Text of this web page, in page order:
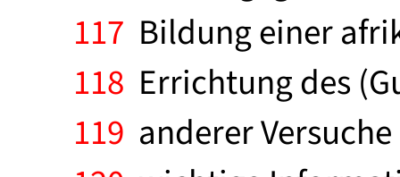
117 Bildung einer
118 Errichtung des
119 anderer